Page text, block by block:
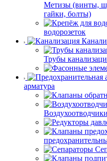
Метизы (винты,
гайки, болты)
водорозеток
Трубы
арматура